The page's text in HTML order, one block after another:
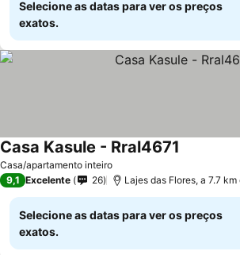
Selecione as datas para ver os preços
exatos.
Casa/apartamento inteiro
Casa Kasule - Rral4671
9,1 Excelente 26 Lajes das Flores, a 7.7
Selecione as datas para ver os preços
exatos.